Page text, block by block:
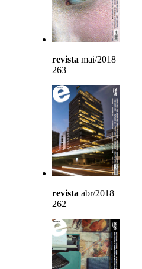
revista mai/2018
263
revista abr/2018
262